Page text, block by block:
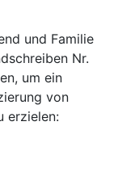
und Familie
Nr.
um ein
von
erzielen: